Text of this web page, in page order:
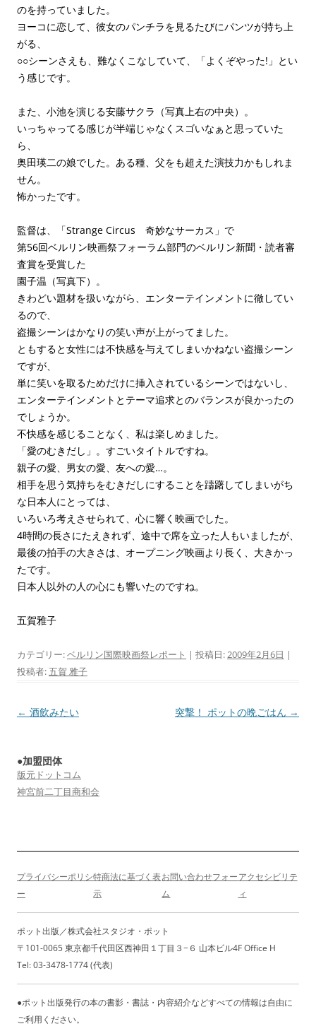
のを持っていました。
ヨーコに恋して、彼女のパンチラを見るたびにパンツが持ち上
がる、
○○シーンさえも、難なくこなしていて、「よくぞやった!」とい
う感じです。
また、小池を演じる安藤サクラ（写真上右の中央）。
いっちゃってる感じが半端じゃなくスゴいなぁと思っていた
ら、
奥田瑛二の娘でした。ある種、父をも超えた演技力かもしれま
せん。
怖かったです。
監督は、「Strange Circus 奇妙なサーカス」で
第56回ベルリン映画祭フォーラム部門のベルリン新聞・読者審
査賞を受賞した
園子温（写真下）。
きわどい題材を扱いながら、エンターテインメントに徹してい
るので、
盗撮シーンはかなりの笑い声が上がってました。
ともすると女性には不快感を与えてしまいかねない盗撮シーン
ですが、
単に笑いを取るためだけに挿入されているシーンではないし、
エンターテインメントとテーマ追求とのバランスが良かったの
でしょうか。
不快感を感じることなく、私は楽しめました。
「愛のむきだし」。すごいタイトルですね。
親子の愛、男女の愛、友への愛…。
相手を思う気持ちをむきだしにすることを躊躇してしまいがち
な日本人にとっては、
いろいろ考えさせられて、心に響く映画でした。
4時間の長さにたえきれず、途中で席を立った人もいましたが、
最後の拍手の大きさは、オープニング映画より長く、大きかっ
たです。
日本人以外の人の心にも響いたのですね。
五賀雅子
カテゴリー:ベルリン国際映画祭レポート | 投稿日: 2009年2月6日 |
投稿者:五賀 雅子
投
ビ
ゲ
ョ
ン
← 酒飲みたい 突撃！ ポットの晩ごはん →
●加盟団体
版元ドットコム
神宮前二丁目商和会
プライバシーポリシ
ー
特商法に基づく表
示
お問い合わせフォー
ム
アクセシビリテ
ィ
ポット出版／株式会社スタジオ・ポット
〒101-0065 東京都千代田区西神田１丁目３−６ 山本ビル4F Office H
Tel: 03-3478-1774 (代表)
●ポット出版発行の本の書影・書誌・内容紹介などすべての情報は自由に
ご利用ください。